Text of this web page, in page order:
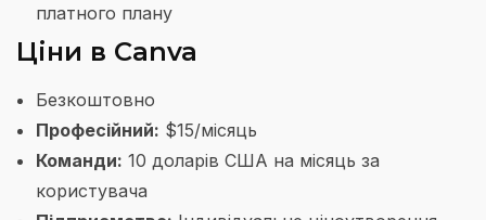
платного плану
Ціни в Canva
Безкоштовно
Професійний: $15/місяць
Команди: 10 доларів США на місяць за
користувача